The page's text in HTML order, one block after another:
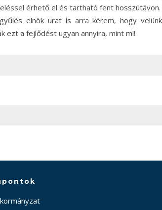
érhető el és tartható fent hosszútávon.
elnök urat is arra kérem, hogy velünk
ezt a fejlődést ugyan annyira, mint mi!